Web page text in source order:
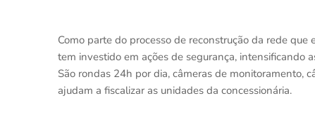
Como parte do processo de reconstrução da rede
tem investido em ações de segurança, intensificando
São rondas 24h por dia, câmeras de monitoramento,
ajudam a fiscalizar as unidades da concessionária.